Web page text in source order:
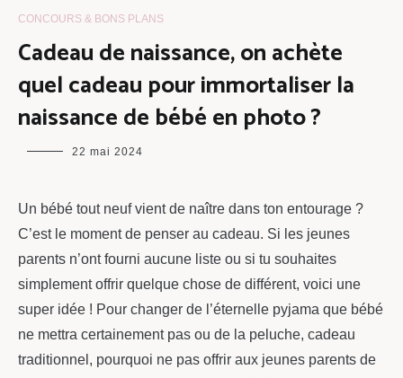
CONCOURS & BONS PLANS
Cadeau de naissance, on achète
quel cadeau pour immortaliser la
naissance de bébé en photo ?
maman
22 mai 2024
Un bébé tout neuf vient de naître dans ton entourage ?
C’est le moment de penser au cadeau. Si les jeunes
parents n’ont fourni aucune liste ou si tu souhaites
simplement offrir quelque chose de différent, voici une
super idée ! Pour changer de l’éternelle pyjama que bébé
ne mettra certainement pas ou de la peluche, cadeau
traditionnel, pourquoi ne pas offrir aux jeunes parents de